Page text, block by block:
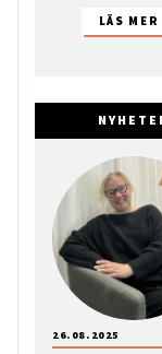
26.08.2025